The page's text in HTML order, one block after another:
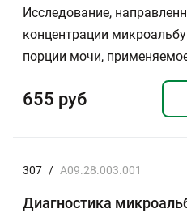
Исследование,
концентрации
порции мочи,
655 руб
307 / A09.28.003.001
Диагностика